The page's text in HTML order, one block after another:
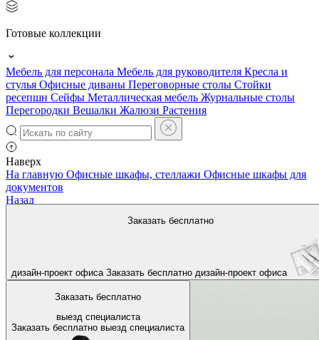
Готовые коллекции
Мебель для персонала Мебель для руководителя Кресла и
стулья Офисные диваны Переговорные столы Стойки
ресепшн Сейфы Металлическая мебель Журнальные столы
Перегородки Вешалки Жалюзи Растения
Наверх
Заказать бесплатно
дизайн-проект офиса Заказать бесплатно дизайн-проект офиса
Заказать бесплатно
выезд специалиста
Заказать бесплатно выезд специалиста
На главную Офисные шкафы, стеллажи Офисные шкафы для
документов
Назад